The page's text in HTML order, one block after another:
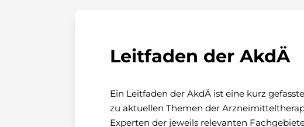
Leitfaden der AkdÄ
Ein Leitfaden der AkdÄ ist eine kurz
zu aktuellen Themen der
Experten der jeweils relevanten